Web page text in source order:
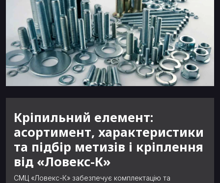
Кріпильний елемент:
асортимент, характеристики
та підбір метизів і кріплення
від «Ловекс-К»
СМЦ «Ловекс-К» забезпечує комплектацію та